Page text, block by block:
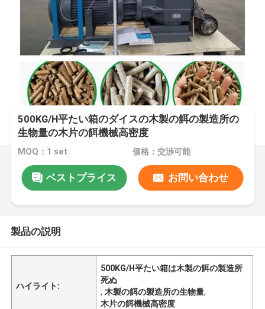
500KG/H平たい箱のダイスの木製の餌の製造所の
生物量の木片の餌機械高密度
MOQ：1 set 価格：交渉可能
ベストプライス お問い合わせ
製品の説明
ハイライト:
500KG/H平たい箱は木製の餌の製造所
死ぬ
,木製の餌の製造所の生物量,
木片の餌機械高密度